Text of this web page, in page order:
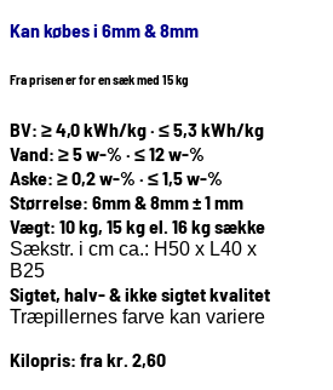
Kan købes i 6mm & 8mm
Fra prisen er for en sæk med 15 kg
BV: ≥ 4,0 kWh/kg · ≤ 5,3 kWh/kg
Vand: ≥ 5 w-% · ≤ 12 w-%
Aske: ≥ 0,2 w-% · ≤ 1,5 w-%
Størrelse: 6mm & 8mm ± 1 mm
Vægt: 10 kg, 15 kg el. 16 kg sække
Sækstr. i cm ca.: H50 x L40 x
B25
Sigtet, halv- & ikke sigtet kvalitet
Træpillernes farve kan variere
Kilopris: fra kr. 2,60